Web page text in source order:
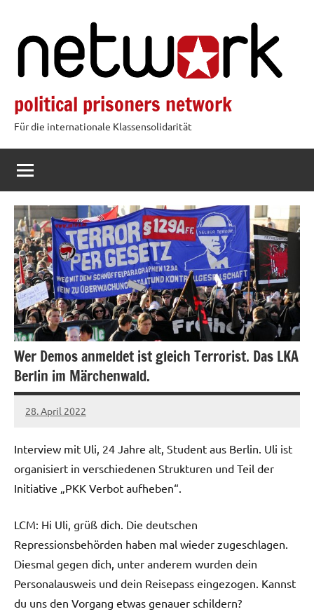
springen
political prisoners network
Für die internationale Klassensolidarität
Wer Demos anmeldet ist gleich Terrorist. Das LKA
Berlin im Märchenwald.
28. April 2022
network
Interview mit Uli, 24 Jahre alt, Student aus Berlin. Uli ist
organisiert in verschiedenen Strukturen und Teil der
Initiative „PKK Verbot aufheben“.
LCM: Hi Uli, grüß dich. Die deutschen
Repressionsbehörden haben mal wieder zugeschlagen.
Diesmal gegen dich, unter anderem wurden dein
Personalausweis und dein Reisepass eingezogen. Kannst
du uns den Vorgang etwas genauer schildern?